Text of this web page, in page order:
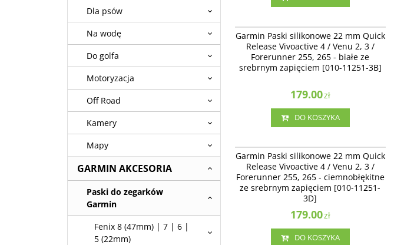
Garmin Paski silikonowe 22 mm Quick Release
Vivoactive 4 / Venu 2 - białe ze srebrnym
zapięciem [010-11251-3B]
Garmin Paski silikonowe 22 mm Quick
Release Vivoactive 4 / Venu 2, 3 /
Forerunner 255, 265 - białe ze
srebrnym zapięciem [010-11251-3B]
179.00zł
DO KOSZYKA
Garmin Paski silikonowe 22 mm Quick Release
Vivoactive 4 / Venu 2 - ciemnobłękitne ze
srebrnym zapięciem [010-11251-3D]
Garmin Paski silikonowe 22 mm Quick
Release Vivoactive 4 / Venu 2, 3 /
Forerunner 255, 265 - ciemnobłękitne
ze srebrnym zapięciem [010-11251-
3D]
179.00zł
DO KOSZYKA
Dla psów
Na wodę
Do golfa
Motoryzacja
Off Road
Kamery
Mapy
GARMIN AKCESORIA
Paski do zegarków
Garmin
Fenix 8 (47mm) | 7 | 6 |
5 (22mm)